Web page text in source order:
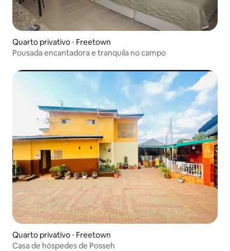
Quarto privativo ⋅ Freetown
Pousada encantadora e tranquila no campo
Quarto privativo ⋅ Freetown
Casa de hóspedes de Posseh